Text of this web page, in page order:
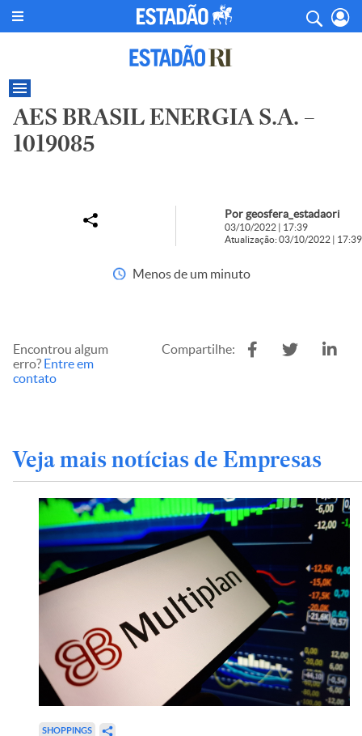
AES BRASIL ENERGIA S.A. –
1019085
Por geosfera_estadaori
03/10/2022 | 17:39
Atualização: 03/10/2022 | 17:39
Menos de um minuto
Encontrou algum
erro? Entre em
contato
Compartilhe:
Veja mais notícias de Empresas
SHOPPINGS